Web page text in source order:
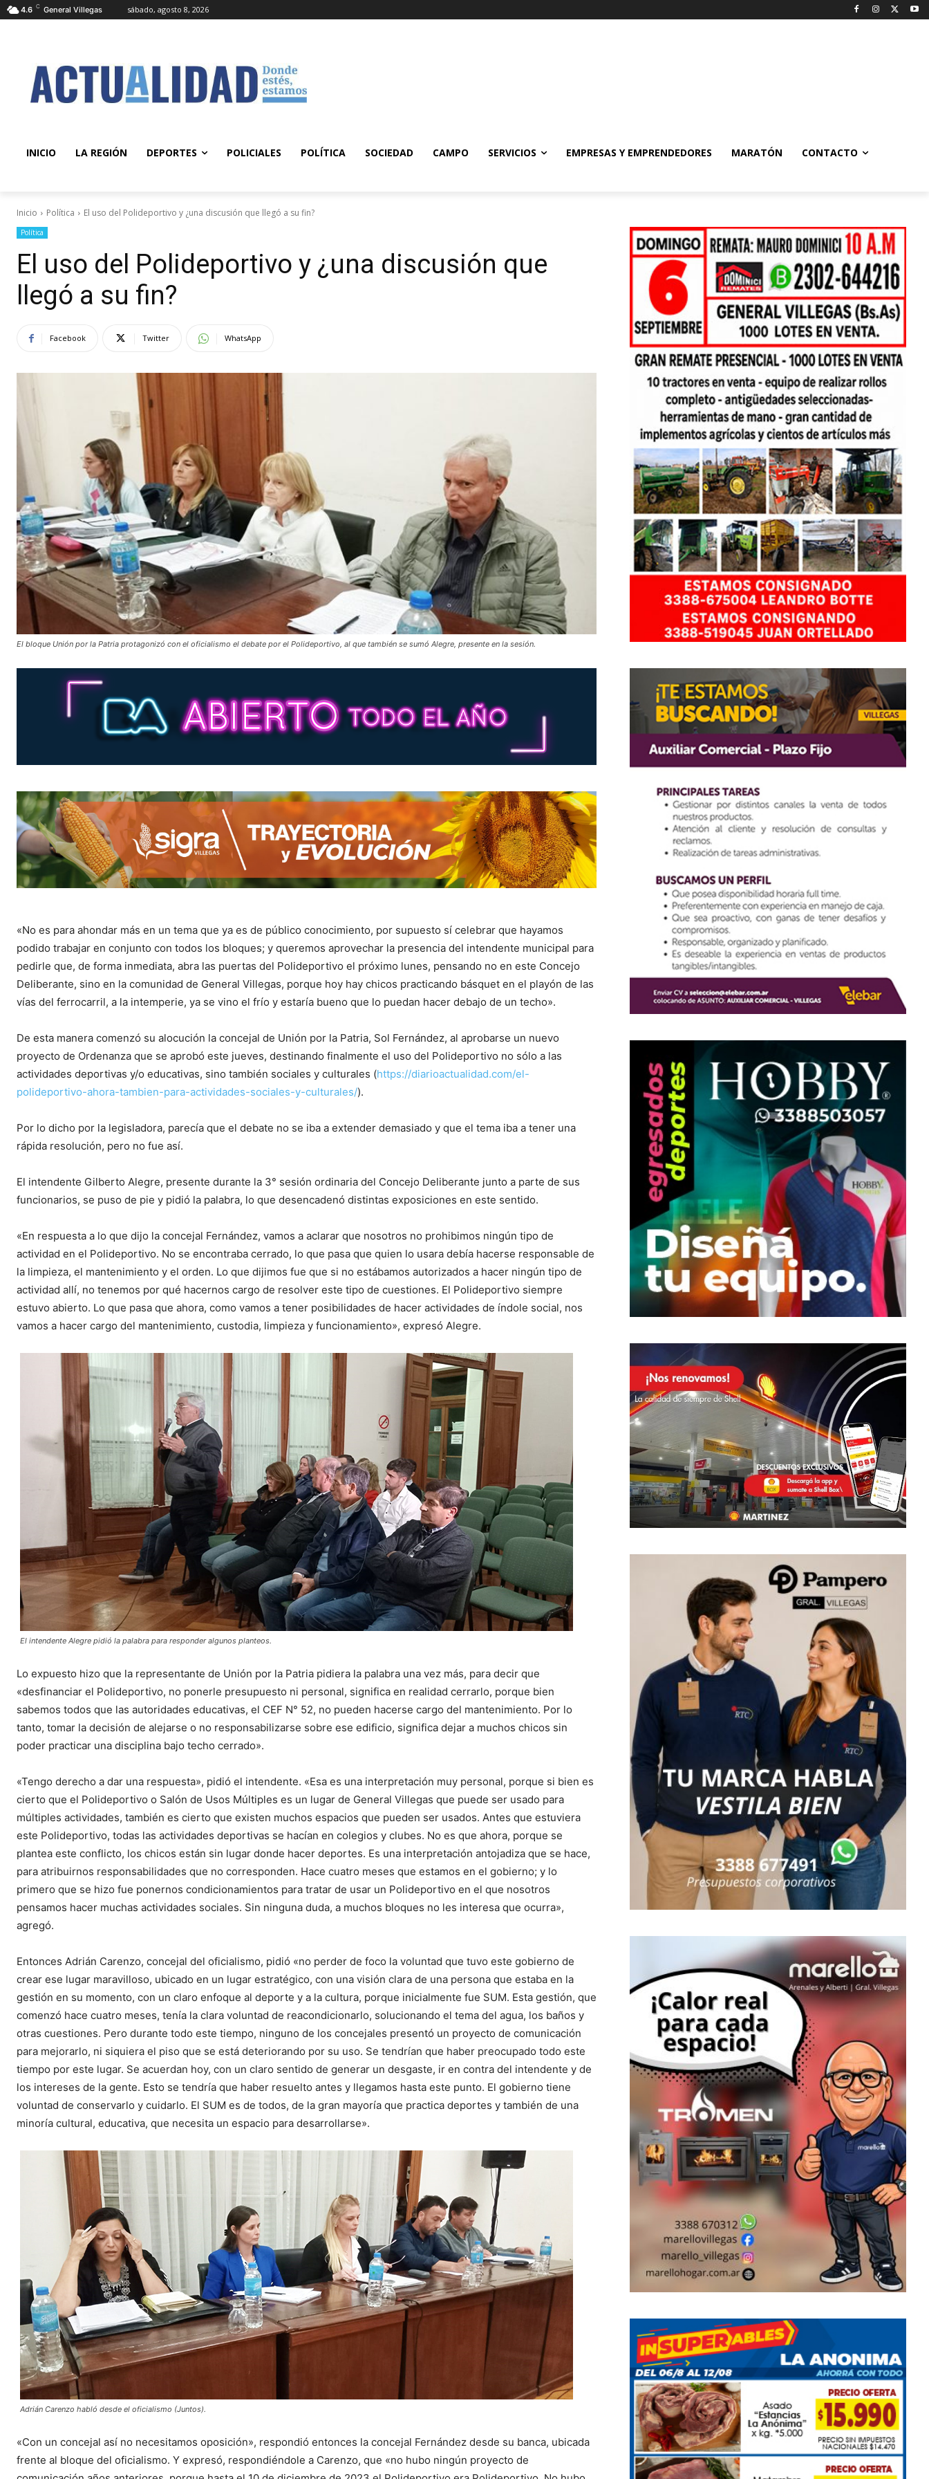
4.6 C General Villegas sábado, agosto 8, 2026
INICIO LA REGIÓN DEPORTES POLICIALES POLÍTICA SOCIEDAD CAMPO SERVICIOS EMPRESAS Y EMPRENDEDORES MARATÓN CONTACTO
Inicio Política El uso del Polideportivo y ¿una discusión que llegó a su fin?
Política
El uso del Polideportivo y ¿una discusión que
llegó a su fin?
Facebook Twitter WhatsApp
El bloque Unión por la Patria protagonizó con el oficialismo el debate por el Polideportivo, al que también se sumó Alegre, presente en la sesión.
«No es para ahondar más en un tema que ya es de público conocimiento, por supuesto sí celebrar que hayamos
podido trabajar en conjunto con todos los bloques; y queremos aprovechar la presencia del intendente municipal para
pedirle que, de forma inmediata, abra las puertas del Polideportivo el próximo lunes, pensando no en este Concejo
Deliberante, sino en la comunidad de General Villegas, porque hoy hay chicos practicando básquet en el playón de las
vías del ferrocarril, a la intemperie, ya se vino el frío y estaría bueno que lo puedan hacer debajo de un techo».
De esta manera comenzó su alocución la concejal de Unión por la Patria, Sol Fernández, al aprobarse un nuevo
proyecto de Ordenanza que se aprobó este jueves, destinando finalmente el uso del Polideportivo no sólo a las
actividades deportivas y/o educativas, sino también sociales y culturales (https://diarioactualidad.com/el-
polideportivo-ahora-tambien-para-actividades-sociales-y-culturales/).
Por lo dicho por la legisladora, parecía que el debate no se iba a extender demasiado y que el tema iba a tener una
rápida resolución, pero no fue así.
El intendente Gilberto Alegre, presente durante la 3° sesión ordinaria del Concejo Deliberante junto a parte de sus
funcionarios, se puso de pie y pidió la palabra, lo que desencadenó distintas exposiciones en este sentido.
«En respuesta a lo que dijo la concejal Fernández, vamos a aclarar que nosotros no prohibimos ningún tipo de
actividad en el Polideportivo. No se encontraba cerrado, lo que pasa que quien lo usara debía hacerse responsable de
la limpieza, el mantenimiento y el orden. Lo que dijimos fue que si no estábamos autorizados a hacer ningún tipo de
actividad allí, no tenemos por qué hacernos cargo de resolver este tipo de cuestiones. El Polideportivo siempre
estuvo abierto. Lo que pasa que ahora, como vamos a tener posibilidades de hacer actividades de índole social, nos
vamos a hacer cargo del mantenimiento, custodia, limpieza y funcionamiento», expresó Alegre.
El intendente Alegre pidió la palabra para responder algunos planteos.
Lo expuesto hizo que la representante de Unión por la Patria pidiera la palabra una vez más, para decir que
«desfinanciar el Polideportivo, no ponerle presupuesto ni personal, significa en realidad cerrarlo, porque bien
sabemos todos que las autoridades educativas, el CEF N° 52, no pueden hacerse cargo del mantenimiento. Por lo
tanto, tomar la decisión de alejarse o no responsabilizarse sobre ese edificio, significa dejar a muchos chicos sin
poder practicar una disciplina bajo techo cerrado».
«Tengo derecho a dar una respuesta», pidió el intendente. «Esa es una interpretación muy personal, porque si bien es
cierto que el Polideportivo o Salón de Usos Múltiples es un lugar de General Villegas que puede ser usado para
múltiples actividades, también es cierto que existen muchos espacios que pueden ser usados. Antes que estuviera
este Polideportivo, todas las actividades deportivas se hacían en colegios y clubes. No es que ahora, porque se
plantea este conflicto, los chicos están sin lugar donde hacer deportes. Es una interpretación antojadiza que se hace,
para atribuirnos responsabilidades que no corresponden. Hace cuatro meses que estamos en el gobierno; y lo
primero que se hizo fue ponernos condicionamientos para tratar de usar un Polideportivo en el que nosotros
pensamos hacer muchas actividades sociales. Sin ninguna duda, a muchos bloques no les interesa que ocurra»,
agregó.
Entonces Adrián Carenzo, concejal del oficialismo, pidió «no perder de foco la voluntad que tuvo este gobierno de
crear ese lugar maravilloso, ubicado en un lugar estratégico, con una visión clara de una persona que estaba en la
gestión en su momento, con un claro enfoque al deporte y a la cultura, porque inicialmente fue SUM. Esta gestión, que
comenzó hace cuatro meses, tenía la clara voluntad de reacondicionarlo, solucionando el tema del agua, los baños y
otras cuestiones. Pero durante todo este tiempo, ninguno de los concejales presentó un proyecto de comunicación
para mejorarlo, ni siquiera el piso que se está deteriorando por su uso. Se tendrían que haber preocupado todo este
tiempo por este lugar. Se acuerdan hoy, con un claro sentido de generar un desgaste, ir en contra del intendente y de
los intereses de la gente. Esto se tendría que haber resuelto antes y llegamos hasta este punto. El gobierno tiene
voluntad de conservarlo y cuidarlo. El SUM es de todos, de la gran mayoría que practica deportes y también de una
minoría cultural, educativa, que necesita un espacio para desarrollarse».
Adrián Carenzo habló desde el oficialismo (Juntos).
«Con un concejal así no necesitamos oposición», respondió entonces la concejal Fernández desde su banca, ubicada
frente al bloque del oficialismo. Y expresó, respondiéndole a Carenzo, que «no hubo ningún proyecto de